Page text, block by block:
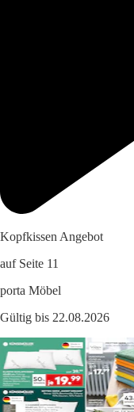
Kopfkissen Angebot
auf Seite 11
porta Möbel
Gültig bis 22.08.2026